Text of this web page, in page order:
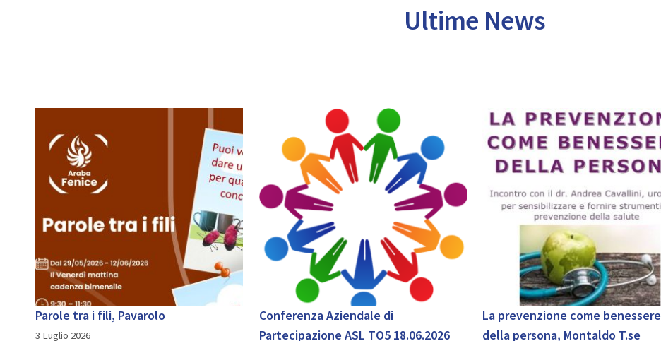
Ultime News
Parole tra i fili, Pavarolo
3 Luglio 2026
Conferenza Aziendale di
Partecipazione ASL TO5 18.06.2026
La prevenzione come benessere
della persona, Montaldo T.se